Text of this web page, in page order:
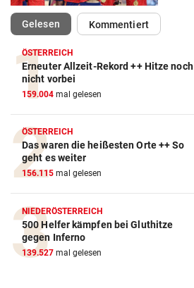
Gelesen(ausgewählt)Kommentiert
ÖSTERREICH
Erneuter Allzeit-Rekord ++ Hitze noch
nicht vorbei
159.004 mal gelesen
ÖSTERREICH
Das waren die heißesten Orte ++ So
geht es weiter
156.115 mal gelesen
NIEDERÖSTERREICH
500 Helfer kämpfen bei Gluthitze
gegen Inferno
139.527 mal gelesen
Action-Cam Vergleich
ZUM VERGLEICH
Crosstrainer Vergleich
ZUM VERGLEICH
E-Bike Vergleich
ZUM VERGLEICH
Elektro-Scooter Vergleich
ZUM VERGLEICH